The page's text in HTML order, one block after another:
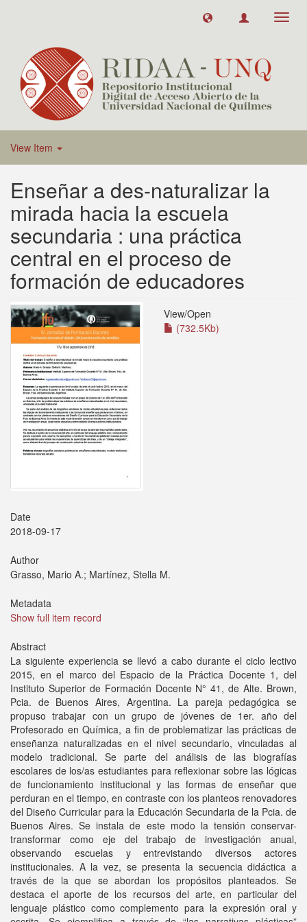
View Item
Enseñar a des-naturalizar la
mirada hacia la escuela
secundaria : una práctica
central en el proceso de
formación de educadores
View/Open
(732.5Kb)
Date
2018-09-17
Author
Grasso, Mario A.; Martínez, Stella M.
Metadata
Show full item record
Abstract
La siguiente experiencia se llevó a cabo durante el ciclo lectivo
2015, en el marco del Espacio de la Práctica Docente 1, del
Instituto Superior de Formación Docente N° 41, de Alte. Brown,
Pcia. de Buenos Aires, Argentina. La pareja pedagógica se
propuso trabajar con un grupo de jóvenes de 1er. año del
Profesorado en Química, a fin de problematizar las prácticas de
enseñanza naturalizadas en el nivel secundario, vinculadas al
modelo tradicional. Se parte del análisis de las biografías
escolares de los/as estudiantes para reflexionar sobre las lógicas
de funcionamiento institucional y las formas de enseñar que
perduran en el tiempo, en contraste con los planteos renovadores
del Diseño Curricular para la Educación Secundaria de la Pcia. de
Buenos Aires. Se instala de este modo la tensión conservar-
transformar como eje del trabajo de investigación anual,
observando escuelas y entrevistando diversos actores
institucionales. A la vez, se presenta la secuencia didáctica a
través de la que se abordan los propósitos planteados. Se
destaca el aporte de los recursos del arte, en particular del
lenguaje plástico como complemento para la expresión oral y